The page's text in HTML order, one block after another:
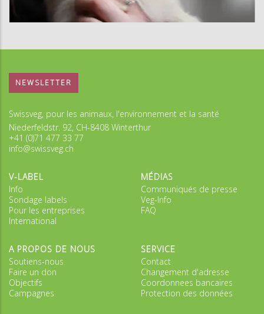
NEWSLETTER
Swissveg, pour les animaux, l'environnement et la santé
Niederfeldstr. 92, CH-8408 Winterthur
+41 (0)71 477 33 77
info@swissveg.ch
V-LABEL
Info
Sondage labels
Pour les entreprises
International
MÉDIAS
Communiqués de presse
Veg-Info
FAQ
A PROPOS DE NOUS
Soutiens-nous
Faire un don
Objectifs
Campagnes
SERVICE
Contact
Changement d'adresse
Coordonnees bancaires
Protection des données